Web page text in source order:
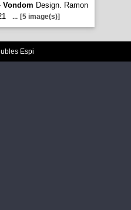
Vondom Design. Ramon
... [5 image(s)]
Espi